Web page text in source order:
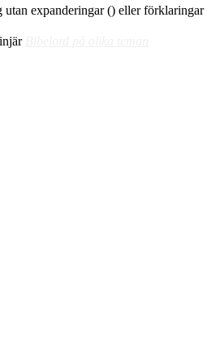
utan expanderingar () eller förklaringar